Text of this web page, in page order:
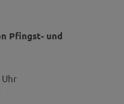
Pfingst- und
Uhr